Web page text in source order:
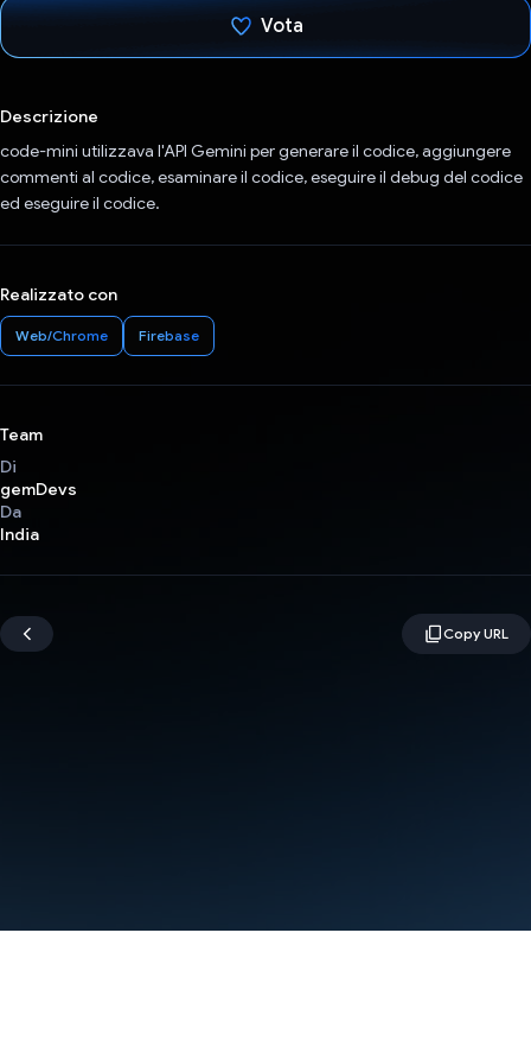
Vota
Descrizione
code-mini utilizzava l'API Gemini per generare il codice, aggiungere
commenti al codice, esaminare il codice, eseguire il debug del codice
ed eseguire il codice.
Realizzato con
Web/Chrome Firebase
Team
Di
gemDevs
Da
India